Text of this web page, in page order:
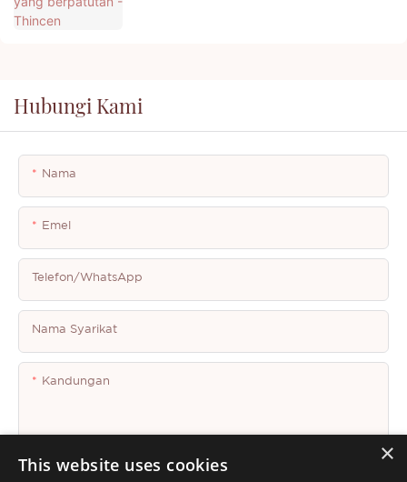
Hubungi Kami
Nama
Emel
Telefon/whatsApp
Nama Syarikat
Kandungan
×
This website uses cookies